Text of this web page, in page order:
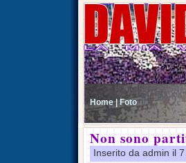
Home | Foto
Non sono
Inserito da admin il